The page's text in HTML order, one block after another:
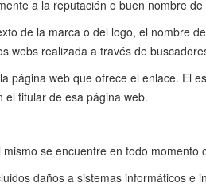
a la reputación o buen nombre
de la marca o del logo, el nombre
webs realizada a través de
web que ofrece el enlace. El
el titular de esa página web.
se encuentre en todo momento
daños a sistemas informáticos e